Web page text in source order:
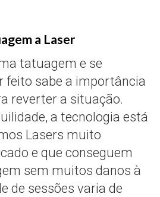
a Laser
tatuagem e se
feito sabe a importância
reverter a situação.
a tecnologia está
Lasers muito
e que conseguem
sem muitos danos à
de sessões varia de